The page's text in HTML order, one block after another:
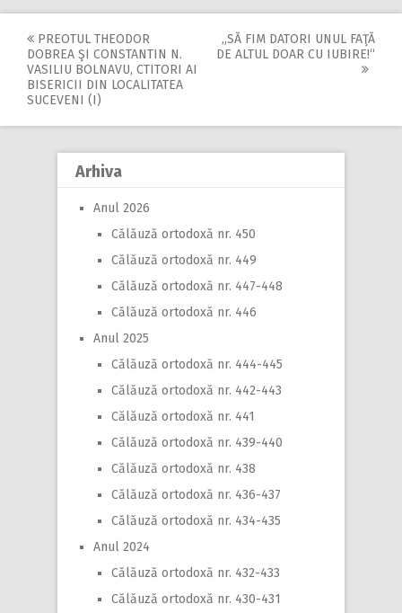
Post
navigation
PREOTUL THEODOR
DOBREA ŞI CONSTANTIN N.
VASILIU BOLNAVU, CTITORI AI
BISERICII DIN LOCALITATEA
SUCEVENI (I)
„SĂ FIM DATORI UNUL FAŢĂ
DE ALTUL DOAR CU IUBIRE!“
Arhiva
Anul 2026
Călăuză ortodoxă nr. 450
Călăuză ortodoxă nr. 449
Călăuză ortodoxă nr. 447-448
Călăuză ortodoxă nr. 446
Anul 2025
Călăuză ortodoxă nr. 444-445
Călăuză ortodoxă nr. 442-443
Călăuză ortodoxă nr. 441
Călăuză ortodoxă nr. 439-440
Călăuză ortodoxă nr. 438
Călăuză ortodoxă nr. 436-437
Călăuză ortodoxă nr. 434-435
Anul 2024
Călăuză ortodoxă nr. 432-433
Călăuză ortodoxă nr. 430-431